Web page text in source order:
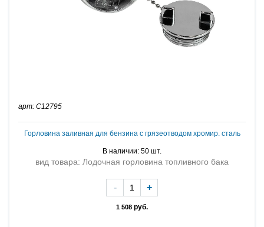
арт: C12795
Горловина заливная для бензина с грязеотводом хромир. сталь
В наличии: 50 шт.
вид товара: Лодочная горловина топливного бака
1 508 руб.
- +